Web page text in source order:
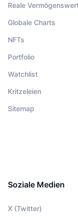
Reale
Globale Charts
NFTs
Portfolio
Watchlist
Kritzeleien
Sitemap
Soziale Medien
X (Twitter)